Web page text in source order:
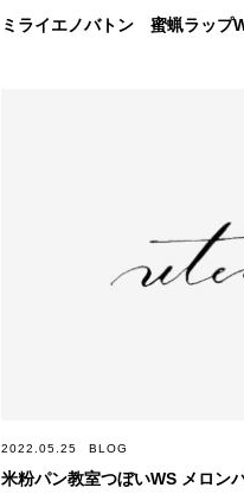
ミライエノバトン 蜜蝋ラップ
2022.05.25 BLOG
米粉パン教室つぼいWS メロン